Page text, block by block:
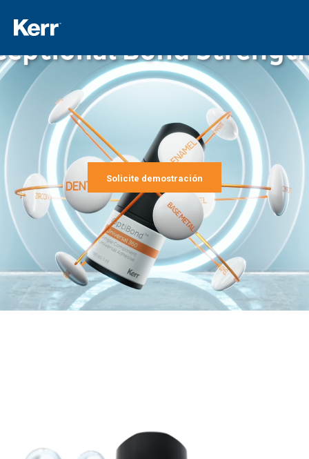
Solicite demostración